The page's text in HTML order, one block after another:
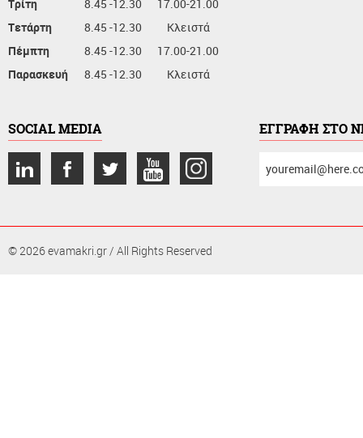
Τρίτη
8.45 -12.30
17.00-21.00
Τετάρτη
8.45 -12.30
Κλειστά
Πέμπτη
8.45 -12.30
17.00-21.00
Παρασκευή
8.45 -12.30 Κλειστά
SOCIAL MEDIA ΕΓΓΡΑΦΗ ΣΤΟ
το
© 2026 evamakri.gr / All Rights Reserved